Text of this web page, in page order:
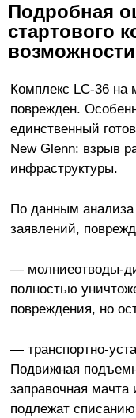
Подробная
стартового
Комплекс LC-36 на
поврежден.
единственный
New Glenn: взрыв
инфраструктуры.
По данным
заявлений,
— молниеотводы-
полностью
повреждения, но
— транспортно-
Подвижная
заправочная
подлежат